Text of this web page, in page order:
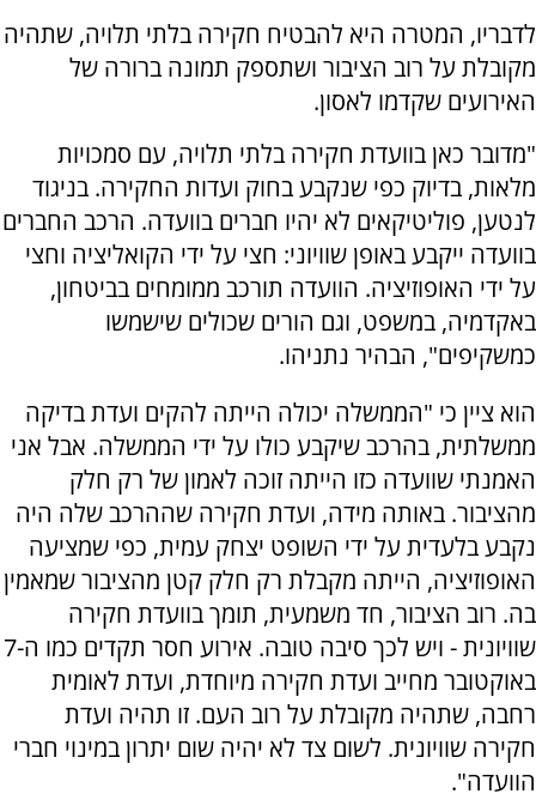
לדבריו, המטרה היא להבטיח חקירה בלתי תלויה, שתהיה
מקובלת על רוב הציבור ושתספק תמונה ברורה של
האירועים שקדמו לאסון.
"מדובר כאן בוועדת חקירה בלתי תלויה, עם סמכויות
מלאות, בדיוק כפי שנקבע בחוק ועדות החקירה. בניגוד
לנטען, פוליטיקאים לא יהיו חברים בוועדה. הרכב החברים
בוועדה ייקבע באופן שוויוני: חצי על ידי הקואליציה וחצי
על ידי האופוזיציה. הוועדה תורכב ממומחים בביטחון,
באקדמיה, במשפט, וגם הורים שכולים שישמשו
כמשקיפים", הבהיר נתניהו.
הוא ציין כי "הממשלה יכולה הייתה להקים ועדת בדיקה
ממשלתית, בהרכב שיקבע כולו על ידי הממשלה. אבל אני
האמנתי שוועדה כזו הייתה זוכה לאמון של רק חלק
מהציבור. באותה מידה, ועדת חקירה שההרכב שלה היה
נקבע בלעדית על ידי השופט יצחק עמית, כפי שמציעה
האופוזיציה, הייתה מקבלת רק חלק קטן מהציבור שמאמין
בה. רוב הציבור, חד משמעית, תומך בוועדת חקירה
שוויונית - ויש לכך סיבה טובה. אירוע חסר תקדים כמו ה-7
באוקטובר מחייב ועדת חקירה מיוחדת, ועדת לאומית
רחבה, שתהיה מקובלת על רוב העם. זו תהיה ועדת
חקירה שוויונית. לשום צד לא יהיה שום יתרון במינוי חברי
הוועדה".